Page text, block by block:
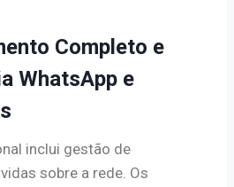
Completo e
WhatsApp e
inclui gestão de
sobre a rede. Os